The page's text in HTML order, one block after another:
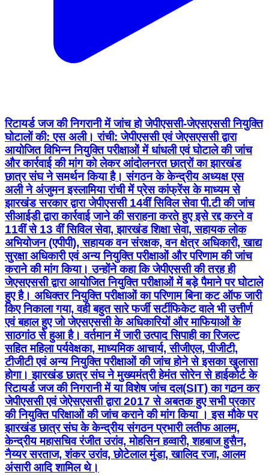
रिटायर्ड जज की निगरानी में जांच हो जेपीएससी-जेएसएससी नियुक्ति
घोटालों की: एस अली। रांची: जेपीएससी एवं जेएसएससी द्वारा
आयोजित विभिन्न नियुक्ति परीक्षाओं में धांधली एवं घोटाले की जांच
और कार्रवाई की मांग को लेकर आंदोलनरत छात्रों का झारखंड
छात्र संघ ने समर्थन किया है। संगठन के केन्द्रीय अध्यक्ष एस
अली ने अंजुमन इस्लामिया रांची में प्रेस कांफ्रेंस के माध्यम से
झारखंड सरकार द्वारा जेपीएससी 14वीं सिविल सेवा पी.टी की जांच
सीआईडी द्वारा कार्रवाई जाने की सराहना करते हुए इसे रद्द करने व
11वीं से 13 वीं सिविल सेवा, झारखंड शिक्षा सेवा, सहायक लोक
अभियोजन (एपीपी), सहायक वन संरक्षक, वन क्षेत्र अधिकारी, खाद्य
सुरक्षा अधिकारी एवं अन्य नियुक्ति परीक्षाओं और परिणाम की जांच
कराने की मांग किया। उन्होंने कहा कि जेपीएससी की तरह ही
जेएसएससी द्वारा आयोजित नियुक्ति परीक्षाओं में बड़े पैमाने पर घोटाले
हुए है। अधिक्तर नियुक्ति परीक्षाओं का परिणाम बिना कट ऑफ जारी
किए निकाला गया, वही बहुत सारे फर्जी सर्टीफिकेट वाले भी उत्तीर्ण
एवं बहाल हुए जो जेएसएससी के अधिकारियों और माफियाओं के
साठगांठ से हुआ है। वर्तमान में जारी उत्पाद सिपाही का रिजल्ट
सहित महिला पर्यवेक्षका, माध्यमिक आचार्य, सीजीएल, पीजीटी,
टीजीटी एवं अन्य नियुक्ति परीक्षाओं की जांच होने से इसका खुलासा
होगा। झारखंड छात्र संघ ने मुख्यमंत्री हेमंत सोरेन से हाईकोर्ट के
रिटायर्ड जज की निगरानी में या विशेष जांच दल(SIT) का गठ़न कर
जेपीएससी एवं जेऐसएससी द्वारा 2017 से अबतक हुए सभी प्रकार
की नियुक्ति परिक्षाओं की जांच कराने की मांग किया । इस मौके पर
झारखंड छात्र संघ के केन्द्रीय संगठन प्रभारी लतीफ आलम,
केन्द्रीय महासचिव रंजीत उरांव, मोहसिन हव्वारी, शहबाज हुसैन,
नैय्यर सरताज, शंकर उरांव, छोटेलाल मुंडा, खालिद रजा, आलम
अंसारी आदि शामिल थे।